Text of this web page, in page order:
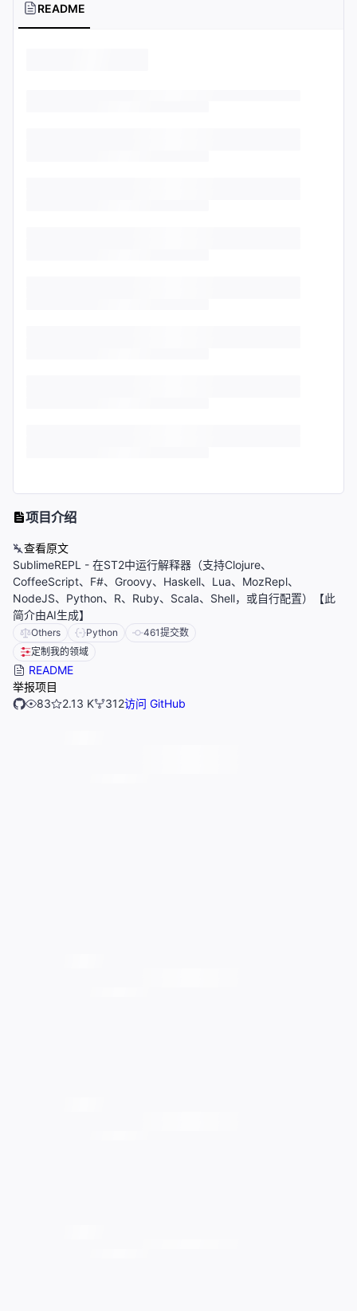
README
项目介绍
查看原文
SublimeREPL - 在ST2中运行解释器（支持Clojure、
CoffeeScript、F#、Groovy、Haskell、Lua、MozRepl、
NodeJS、Python、R、Ruby、Scala、Shell，或自行配置）【此
简介由AI生成】
Others Python 461提交数
定制我的领域
README
举报项目
83
2.13 K 312访问 GitHub